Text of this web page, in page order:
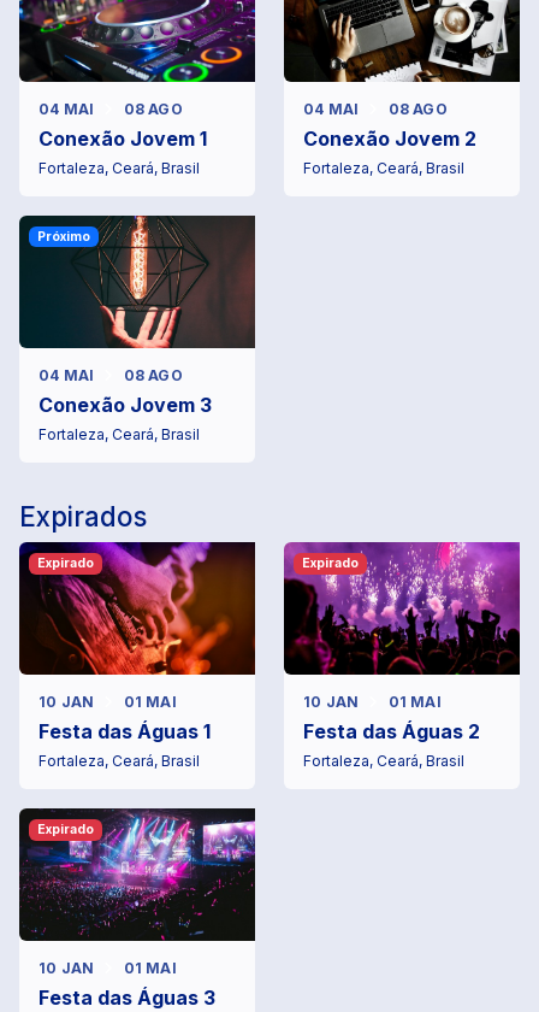
04 MAI 08 AGO
Conexão Jovem 1
Fortaleza, Ceará, Brasil
04 MAI 08 AGO
Conexão Jovem 2
Fortaleza, Ceará, Brasil
04 MAI 08 AGO
Conexão Jovem 3
Fortaleza, Ceará, Brasil
Próximo
Expirados
10 JAN 01 MAI
Festa das Águas 1
Fortaleza, Ceará, Brasil
Expirado
10 JAN 01 MAI
Festa das Águas 2
Fortaleza, Ceará, Brasil
Expirado
10 JAN 01 MAI
Festa das Águas 3
Expirado